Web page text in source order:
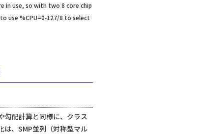
in use, so with two 8 core chip
use %CPU=0‑127/8 to select
配計算と同様に、クラス
は、SMP並列（対称型マル